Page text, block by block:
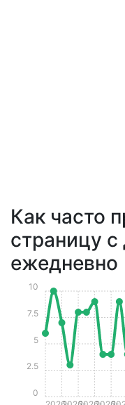
Как часто
страницу
ежедневно
0
2.5
5
7.5
10